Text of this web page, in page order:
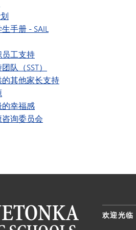
手册 - SAIL
工支持
队（SST）
其他家长支持
幸福感
询委员会
欢迎光临